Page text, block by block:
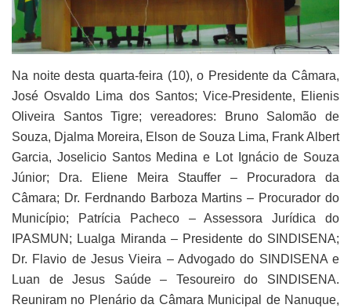
Na noite desta quarta-feira (10), o Presidente da Câmara,
José Osvaldo Lima dos Santos; Vice-Presidente, Elienis
Oliveira Santos Tigre; vereadores: Bruno Salomão de
Souza, Djalma Moreira, Elson de Souza Lima, Frank Albert
Garcia, Joselicio Santos Medina e Lot Ignácio de Souza
Júnior; Dra. Eliene Meira Stauffer – Procuradora da
Câmara; Dr. Ferdnando Barboza Martins – Procurador do
Município; Patrícia Pacheco – Assessora Jurídica do
IPASMUN; Lualga Miranda – Presidente do SINDISENA;
Dr. Flavio de Jesus Vieira – Advogado do SINDISENA e
Luan de Jesus Saúde – Tesoureiro do SINDISENA.
Reuniram no Plenário da Câmara Municipal de Nanuque,